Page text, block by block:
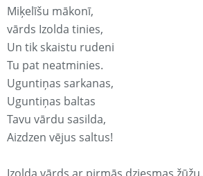
Miķelīšu mākonī,
vārds Izolda tinies,
Un tik skaistu rudeni
Tu pat neatminies.
Uguntiņas sarkanas,
Uguntiņas baltas
Tavu vārdu sasilda,
Aizdzen vējus saltus!